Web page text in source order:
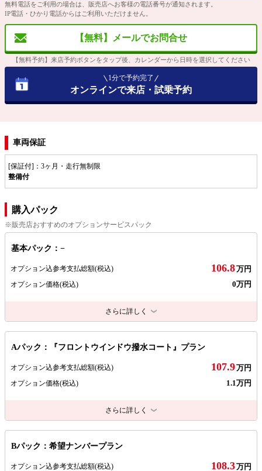
無料電話をご利用の場合は、販売店へお客様の電話番号が通知されます。
IP電話・ひかり電話からはご利用いただけません。
【無料】メールでお問合せ
【無料予約】来店予約ボタンをタップ後、カレンダーから日時を選択してください
1分で予約完了
オンラインで来店・試乗予約
車両保証
[保証付]：3ヶ月・走行無制限
整備付
購入パック
※販売店おすすめのオプションサービスパック
基本パック：−
オプション込参考支払総額(税込) 106.8万円
オプション価格(税込) 0万円
さらに詳しく
Aパック：『フロントウインドウ撥水コート』プラン
オプション込参考支払総額(税込) 107.9万円
オプション価格(税込) 1.1万円
さらに詳しく
Bパック：希望ナンバープラン
オプション込参考支払総額(税込) 108.3万円